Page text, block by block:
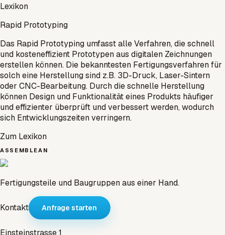
Lexikon
Rapid Prototyping
Das Rapid Prototyping umfasst alle Verfahren, die schnell
und kosteneffizient Prototypen aus digitalen Zeichnungen
erstellen können. Die bekanntesten Fertigungsverfahren für
solch eine Herstellung sind z.B. 3D-Druck, Laser-Sintern
oder CNC-Bearbeitung. Durch die schnelle Herstellung
können Design und Funktionalität eines Produkts häufiger
und effizienter überprüft und verbessert werden, wodurch
sich Entwicklungszeiten verringern.
Zum Lexikon
ASSEMBLEAN
Fertigungsteile und Baugruppen aus einer Hand.
Kontakt Anfrage starten
Einsteinstrasse 1